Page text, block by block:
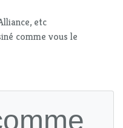
etc
comme vous le